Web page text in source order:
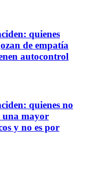
quienes
de empatía
autocontrol
quienes no
una mayor
y no es por